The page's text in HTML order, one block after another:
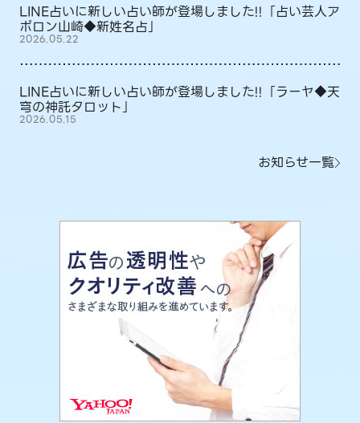
LINE占いに新しい占い師が登場しました!!「占い芸人ア
ポロン山崎◆新姓名占」
2026.05.22
LINE占いに新しい占い師が登場しました!!「ラーヤ◆天
穹の神託タロット」
2026.05.15
お知らせ一覧